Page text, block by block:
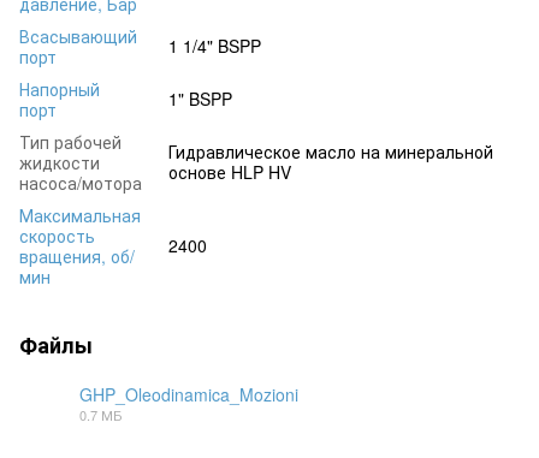
Всасывающий
порт
1 1/4" BSPP
Напорный
порт
1" BSPP
Тип рабочей
жидкости
насоса/мотора
Гидравлическое масло на минеральной
основе HLP HV
Максимальная
скорость
вращения, об/
мин
2400
Файлы
GHP_Oleodinamica_Mozioni
0.7 МБ